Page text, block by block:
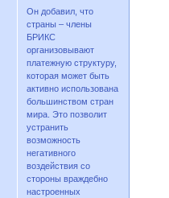
Он добавил, что
страны – члены
БРИКС
организовывают
платежную структуру,
которая может быть
активно использована
большинством стран
мира. Это позволит
устранить
возможность
негативного
воздействия со
стороны враждебно
настроенных